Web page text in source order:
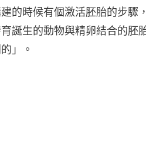
的時候有個激活胚胎的步驟
誕生的動物與精卵結合的胚
」。